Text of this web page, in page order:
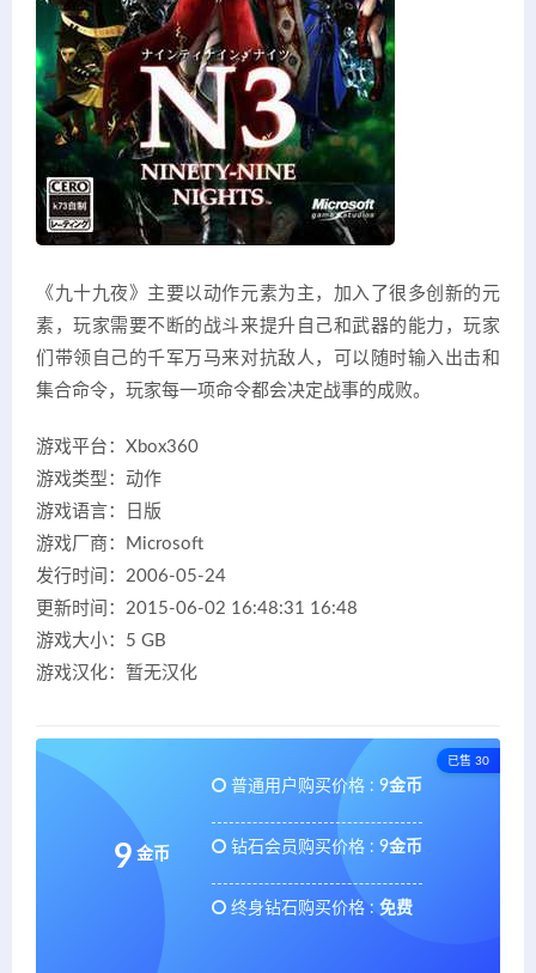
《九十九夜》主要以动作元素为主，加入了很多创新的元
素，玩家需要不断的战斗来提升自己和武器的能力，玩家
们带领自己的千军万马来对抗敌人，可以随时输入出击和
集合命令，玩家每一项命令都会决定战事的成败。
游戏平台：Xbox360
游戏类型：动作
游戏语言：日版
游戏厂商：Microsoft
发行时间：2006-05-24
更新时间：2015-06-02 16:48:31 16:48
游戏大小：5 GB
游戏汉化：暂无汉化
已售 30
9 金币
普通用户购买价格 : 9金币
钻石会员购买价格 : 9金币
终身钻石购买价格 : 免费